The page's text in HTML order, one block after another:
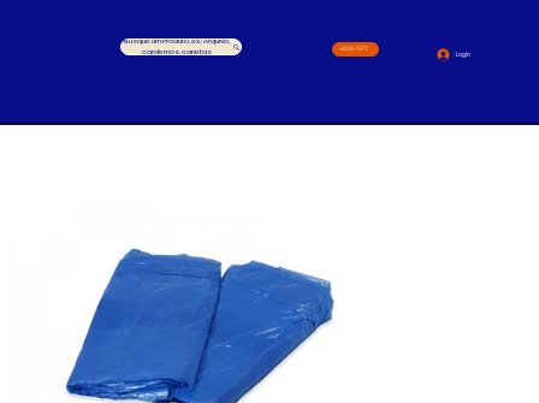
Busque um Produto, ex.: Arquivo,
cardernos, canetas
4000-1517
Login